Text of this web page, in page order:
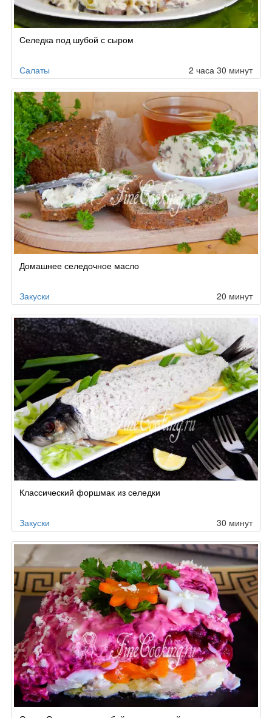
Селедка под шубой с сыром
Салаты 2 часа 30 минут
Домашнее селедочное масло
Закуски 20 минут
Классический форшмак из селедки
Закуски 30 минут